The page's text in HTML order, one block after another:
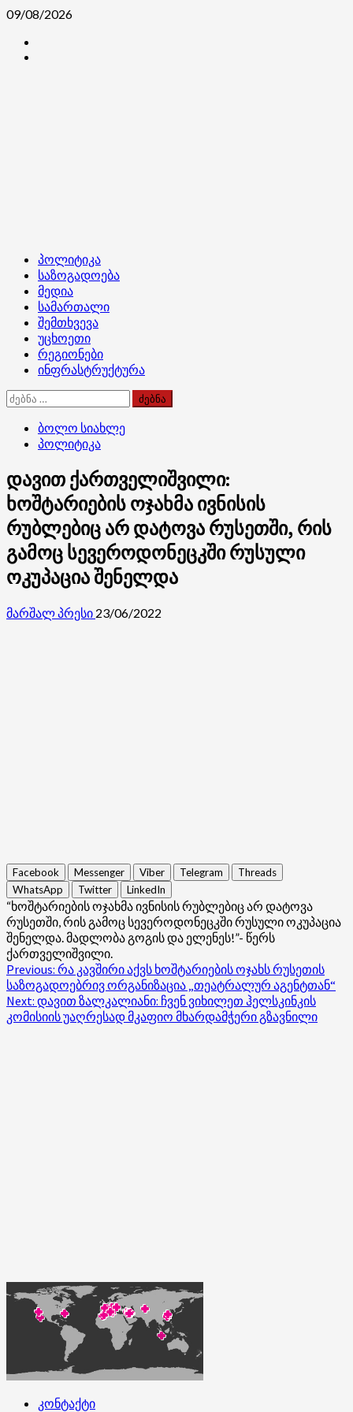
Skip
content
09/08/2026
Primary
Menu
პოლიტიკა
საზოგადოება
მედია
სამართალი
შემთხვევა
უცხოეთი
რეგიონები
ინფრასტრუქტურა
ძებნა:
ბოლო სიახლე
პოლიტიკა
დავით ქართველიშვილი:
ხოშტარიების ოჯახმა ივნისის
რუბლებიც არ დატოვა რუსეთში, რის
გამოც სევეროდონეცკში რუსული
ოკუპაცია შენელდა
მარშალ პრესი 23/06/2022
Facebook Messenger Viber Telegram
Threads
WhatsApp
Twitter LinkedIn
“ხოშტარიების ოჯახმა ივნისის რუბლებიც არ დატოვა
რუსეთში, რის გამოც სევეროდონეცკში რუსული ოკუპაცია
შენელდა. მადლობა გოგის და ელენეს!”- წერს
ქართველიშვილი.
Post
navigation
Previous: რა კავშირი აქვს ხოშტარიების ოჯახს რუსეთის
საზოგადოებრივ ორგანიზაცია „თეატრალურ აგენტთან“
Next: დავით ზალკალიანი: ჩვენ ვიხილეთ ჰელსკინკის
კომისიის უაღრესად მკაფიო მხარდამჭერი გზავნილი
კონტაქტი